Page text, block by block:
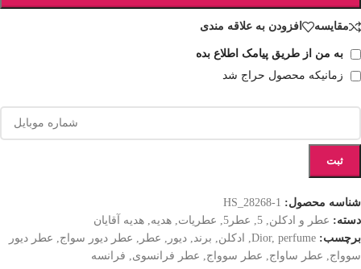
مقایسه افزودن به علاقه مندی
به من از طریق پیامک اطلاع بده
زمانیکه محصول حراج شد
ثبت
شناسه محصول: HS_28268-1
دسته: عطر و ادکلن 5 عطر5 عطریات هدیه هدیه آقایان
برچسب:
Dior, perfume ادکلن برند دیور عطر عطر دیور سواج
عطر دیور
سوواج
عطر ساواج عطر سوواج عطر فرانسوی فرانسه